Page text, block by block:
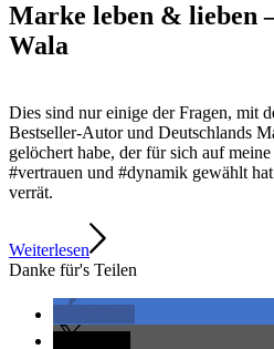
Marke leben & lieben
Wala
Dies sind nur einige der Fragen, mit
Bestseller-Autor und Deutschlands
gelöchert habe, der für sich auf
#vertrauen und #dynamik gewählt
verrät.
Weiterlesen
Danke für's Teilen